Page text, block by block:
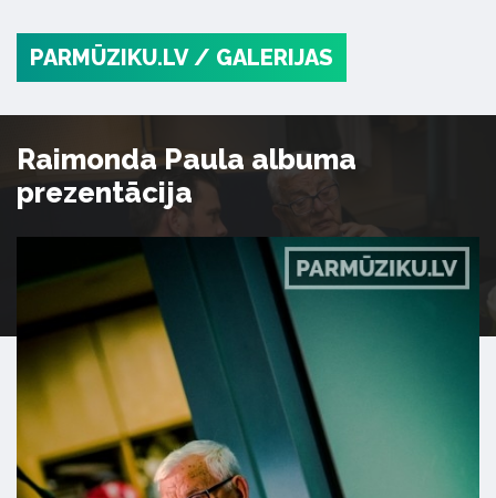
PARMŪZIKU.LV / GALERIJAS
Raimonda Paula albuma
prezentācija